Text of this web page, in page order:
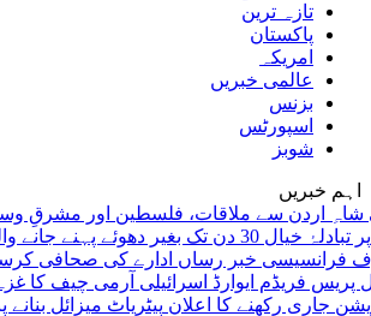
تازہ ترین
پاکستان
امریکہ
عالمی خبریں
بزنس
اسپورٹس
شوبز
اہم خبریں
سے ملاقات، فلسطین اور مشرقِ وسطیٰ
خیال
30 دن تک بغیر دھوئے پہنے جانے والی
خبر رساں ادارے کی صحافی کرسٹینا
فریڈم ایوارڈ اسرائیلی آرمی چیف کا غزہ
رکھنے کا اعلان
پیٹریاٹ میزائل بنانے پر